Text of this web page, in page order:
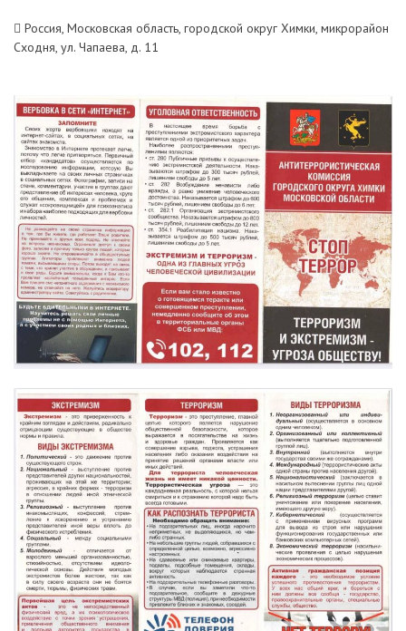
Россия, Московская область, городской округ Химки, микрорайон
Сходня, ул. Чапаева, д. 11